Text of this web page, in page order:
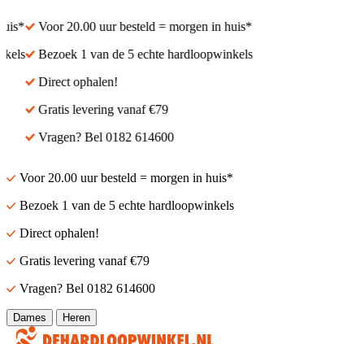
Voor 20.00 uur besteld = morgen in huis*
Bezoek 1 van de 5 echte hardloopwinkels
Direct ophalen!
Gratis levering vanaf €79
Vragen? Bel 0182 614600
Voor 20.00 uur besteld = morgen in huis*
Bezoek 1 van de 5 echte hardloopwinkels
Direct ophalen!
Gratis levering vanaf €79
Vragen? Bel 0182 614600
Dames Heren